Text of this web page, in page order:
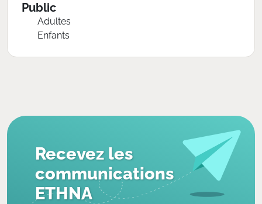
Public
Adultes
Enfants
Recevez les
communications
ETHNA